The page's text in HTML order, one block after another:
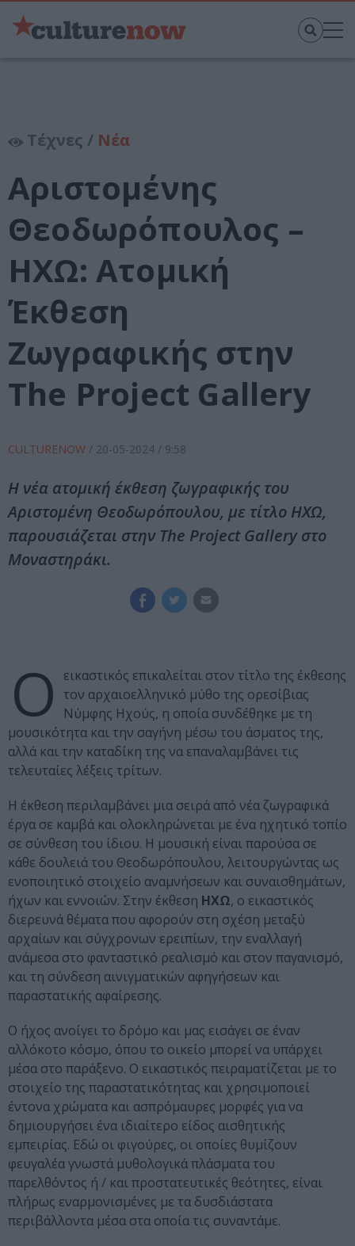
Τέχνες / Νέα
Αριστομένης
Θεοδωρόπουλος –
ΗΧΩ: Ατομική
Έκθεση
Ζωγραφικής στην
The Project Gallery
CULTURENOW / 20-05-2024 / 9:58
Η νέα ατομική έκθεση ζωγραφικής του
Αριστομένη Θεοδωρόπουλου, με τίτλο ΗΧΩ,
παρουσιάζεται στην The Project Gallery στο
Μοναστηράκι.
Ο
εικαστικός επικαλείται στον τίτλο της έκθεσης
τον αρχαιοελληνικό μύθο της ορεσίβιας
Νύμφης Hχούς, η οποία συνδέθηκε με τη
μουσικότητα και την σαγήνη μέσω του άσματος της,
αλλά και την καταδίκη της να επαναλαμβάνει τις
τελευταίες λέξεις τρίτων.
Η έκθεση περιλαμβάνει μια σειρά από νέα ζωγραφικά
έργα σε καμβά και ολοκληρώνεται με ένα ηχητικό τοπίο
σε σύνθεση του ίδιου. Η μουσική είναι παρούσα σε
κάθε δουλειά του Θεοδωρόπουλου, λειτουργώντας ως
ενοποιητικό στοιχείο αναμνήσεων και συναισθημάτων,
ήχων και εννοιών. Στην έκθεση ΗΧΩ, ο εικαστικός
διερευνά θέματα που αφορούν στη σχέση μεταξύ
αρχαίων και σύγχρονων ερειπίων, την εναλλαγή
ανάμεσα στο φανταστικό ρεαλισμό και στον παγανισμό,
και τη σύνδεση αινιγματικών αφηγήσεων και
παραστατικής αφαίρεσης.
Ο ήχος ανοίγει το δρόμο και μας εισάγει σε έναν
αλλόκοτο κόσμο, όπου το οικείο μπορεί να υπάρχει
μέσα στο παράξενο. Ο εικαστικός πειραματίζεται με το
στοιχείο της παραστατικότητας και χρησιμοποιεί
έντονα χρώματα και ασπρόμαυρες μορφές για να
δημιουργήσει ένα ιδιαίτερο είδος αισθητικής
εμπειρίας. Εδώ οι φιγούρες, οι οποίες θυμίζουν
φευγαλέα γνωστά μυθολογικά πλάσματα του
παρελθόντος ή / και προστατευτικές θεότητες, είναι
πλήρως εναρμονισμένες με τα δυσδιάστατα
περιβάλλοντα μέσα στα οποία τις συναντάμε.